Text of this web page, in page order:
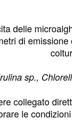
delle
di
sp.,
collegato
le